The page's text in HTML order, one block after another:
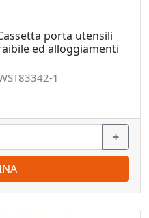
porta utensili
ed alloggiamenti
1
+